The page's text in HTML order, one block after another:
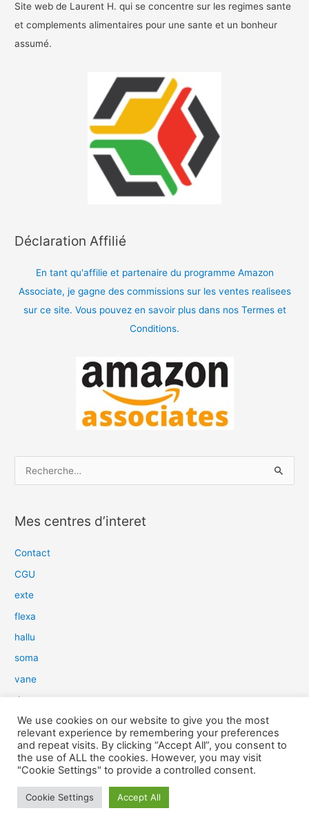
Site web de Laurent H. qui se concentre sur les regimes sante
et complements alimentaires pour une sante et un bonheur
assumé.
Déclaration Affilié
En tant qu'affilie et partenaire du programme Amazon
Associate, je gagne des commissions sur les ventes realisees
sur ce site. Vous pouvez en savoir plus dans nos Termes et
Conditions.
h
e
e
r
:
Mes centres d’interet
Contact
CGU
exte
flexa
hallu
soma
vane
dow
slim
aure
light
We use cookies on our website to give you the most
relevant experience by remembering your preferences
and repeat visits. By clicking “Accept All”, you consent to
the use of ALL the cookies. However, you may visit
"Cookie Settings" to provide a controlled consent.
Cookie Settings Accept All